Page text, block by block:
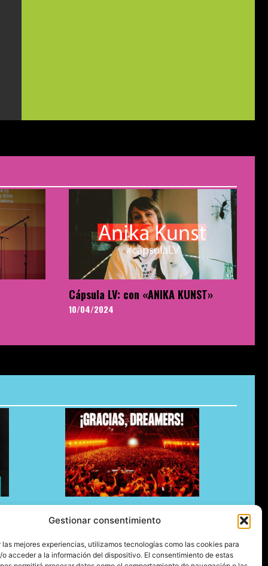
Gestionar consentimiento
las mejores experiencias, utilizamos tecnologías como las cookies para
o acceder a la información del dispositivo. El consentimiento de estas
Cápsula LV: con «ANIKA KUNST»
10/04/2024
para
Dreambeach no defrauda en su
estreno en Vélez-Málaga y abre su
nueva etapa en la Costa del Sol
05/08/2026